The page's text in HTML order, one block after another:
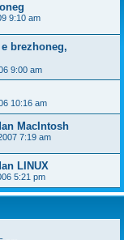
9:10 am
brezhoneg,
9:00 am
10:16 am
MacIntosh
7:19 am
LINUX
5:21 pm